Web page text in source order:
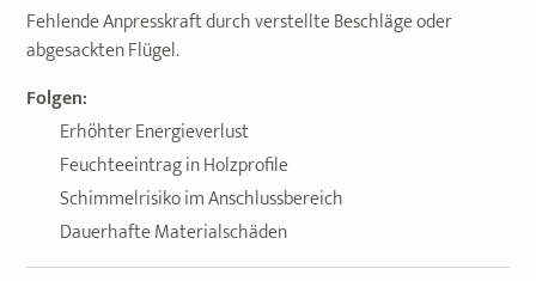
Fehlende Anpresskraft durch verstellte Beschläge oder
abgesackten Flügel.
Folgen:
Erhöhter Energieverlust
Feuchteeintrag in Holzprofile
Schimmelrisiko im Anschlussbereich
Dauerhafte Materialschäden